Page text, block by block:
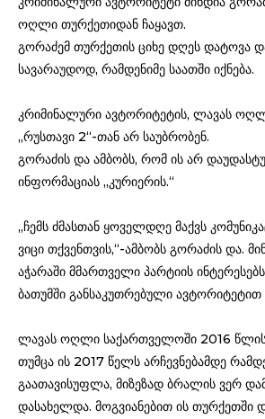
ოღლი თურქეთიდან ჩაყავთ.
გორაძემ თურქეთის ციხე დღეს დატოვა
სავარაუდოდ, რამდენიმე საათში იქნება.
კრიმინალური ავტორიტეტის, ლავას
„რუსთავი 2“-თან არ საუბრობენ.
გორაძის და ამბობს, რომ ის არ
ინფორმაციას „კურიერის.“
„ჩემს ძმასთან ყოველდღე მაქვს
ვიცი თქვენთვის,“-ამბობს გორაძის და.
აჭარაში მმართველი პარტიის
ბათუმში განსაკუთრებული
ლავას ოღლი საქართველოში 2016 წლის
თუმცა ის 2017 წელს არჩევნებამდე
გაათავისუფლა, მიზეზად ბრალის ვერ
დასახელდა. მოგვიანებით ის თურქეთში